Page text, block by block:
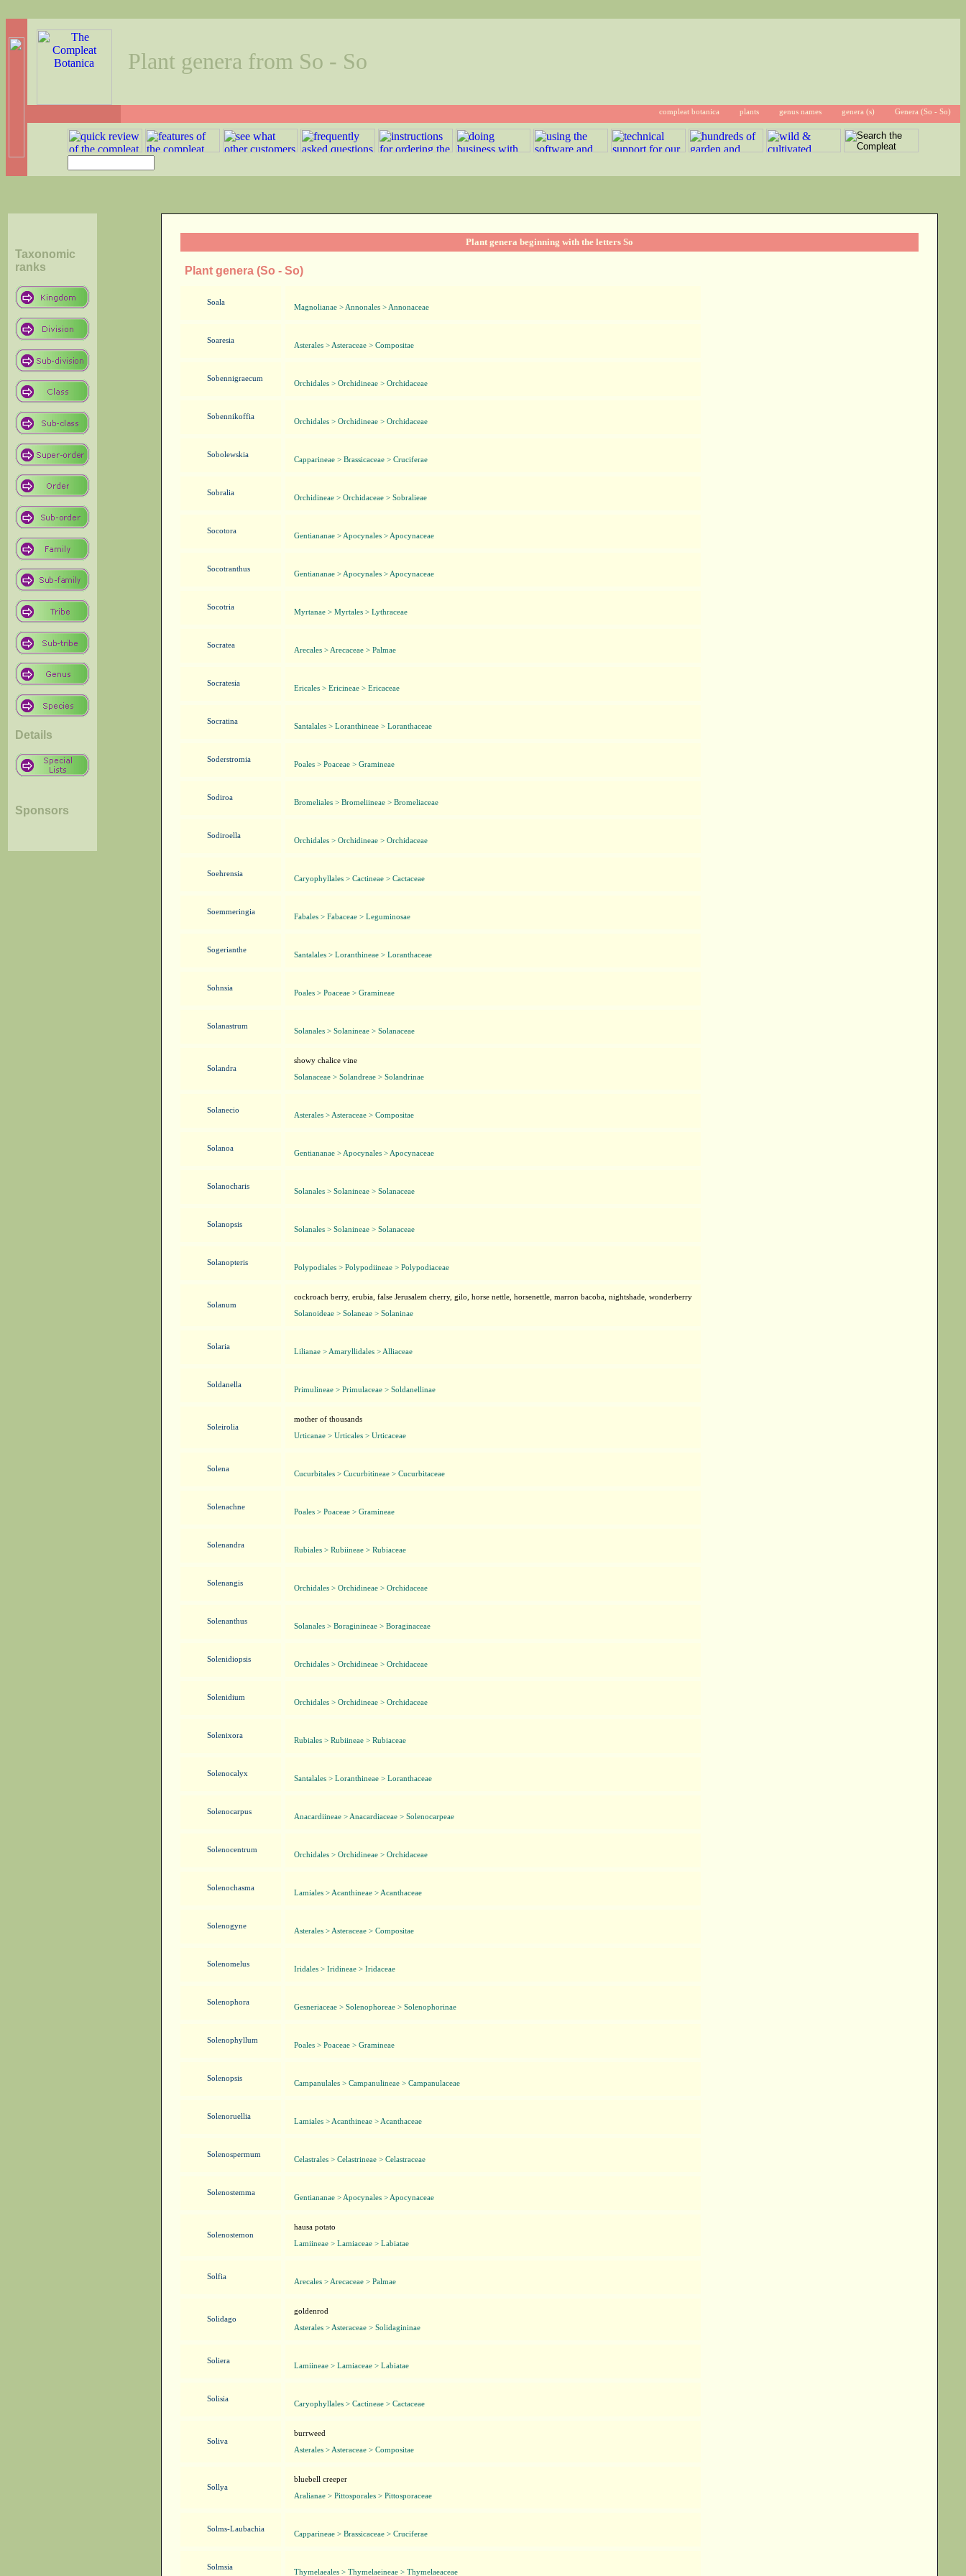
Plant genera from So - So
compleat botanica plants genus names genera (s) Genera (So - So)
Taxonomic
ranks
Details
Sponsors
Plant genera beginning with the letters So
Plant genera (So - So)
Soala
Magnolianae > Annonales > Annonaceae
Soaresia
Asterales > Asteraceae > Compositae
Sobennigraecum
Orchidales > Orchidineae > Orchidaceae
Sobennikoffia
Orchidales > Orchidineae > Orchidaceae
Sobolewskia
Capparineae > Brassicaceae > Cruciferae
Sobralia
Orchidineae > Orchidaceae > Sobralieae
Socotora
Gentiananae > Apocynales > Apocynaceae
Socotranthus
Gentiananae > Apocynales > Apocynaceae
Socotria
Myrtanae > Myrtales > Lythraceae
Socratea
Arecales > Arecaceae > Palmae
Socratesia
Ericales > Ericineae > Ericaceae
Socratina
Santalales > Loranthineae > Loranthaceae
Soderstromia
Poales > Poaceae > Gramineae
Sodiroa
Bromeliales > Bromeliineae > Bromeliaceae
Sodiroella
Orchidales > Orchidineae > Orchidaceae
Soehrensia
Caryophyllales > Cactineae > Cactaceae
Soemmeringia
Fabales > Fabaceae > Leguminosae
Sogerianthe
Santalales > Loranthineae > Loranthaceae
Sohnsia
Poales > Poaceae > Gramineae
Solanastrum
Solanales > Solanineae > Solanaceae
Solandra
showy chalice vine
Solanaceae > Solandreae > Solandrinae
Solanecio
Asterales > Asteraceae > Compositae
Solanoa
Gentiananae > Apocynales > Apocynaceae
Solanocharis
Solanales > Solanineae > Solanaceae
Solanopsis
Solanales > Solanineae > Solanaceae
Solanopteris
Polypodiales > Polypodiineae > Polypodiaceae
Solanum
cockroach berry, erubia, false Jerusalem cherry, gilo, horse nettle, horsenettle, marron bacoba, nightshade, wonderberry
Solanoideae > Solaneae > Solaninae
Solaria
Lilianae > Amaryllidales > Alliaceae
Soldanella
Primulineae > Primulaceae > Soldanellinae
Soleirolia
mother of thousands
Urticanae > Urticales > Urticaceae
Solena
Cucurbitales > Cucurbitineae > Cucurbitaceae
Solenachne
Poales > Poaceae > Gramineae
Solenandra
Rubiales > Rubiineae > Rubiaceae
Solenangis
Orchidales > Orchidineae > Orchidaceae
Solenanthus
Solanales > Boraginineae > Boraginaceae
Solenidiopsis
Orchidales > Orchidineae > Orchidaceae
Solenidium
Orchidales > Orchidineae > Orchidaceae
Solenixora
Rubiales > Rubiineae > Rubiaceae
Solenocalyx
Santalales > Loranthineae > Loranthaceae
Solenocarpus
Anacardiineae > Anacardiaceae > Solenocarpeae
Solenocentrum
Orchidales > Orchidineae > Orchidaceae
Solenochasma
Lamiales > Acanthineae > Acanthaceae
Solenogyne
Asterales > Asteraceae > Compositae
Solenomelus
Iridales > Iridineae > Iridaceae
Solenophora
Gesneriaceae > Solenophoreae > Solenophorinae
Solenophyllum
Poales > Poaceae > Gramineae
Solenopsis
Campanulales > Campanulineae > Campanulaceae
Solenoruellia
Lamiales > Acanthineae > Acanthaceae
Solenospermum
Celastrales > Celastrineae > Celastraceae
Solenostemma
Gentiananae > Apocynales > Apocynaceae
Solenostemon
hausa potato
Lamiineae > Lamiaceae > Labiatae
Solfia
Arecales > Arecaceae > Palmae
Solidago
goldenrod
Asterales > Asteraceae > Solidagininae
Soliera
Lamiineae > Lamiaceae > Labiatae
Solisia
Caryophyllales > Cactineae > Cactaceae
Soliva
burrweed
Asterales > Asteraceae > Compositae
Sollya
bluebell creeper
Aralianae > Pittosporales > Pittosporaceae
Solms-Laubachia
Capparineae > Brassicaceae > Cruciferae
Solmsia
Thymelaeales > Thymelaeineae > Thymelaeaceae